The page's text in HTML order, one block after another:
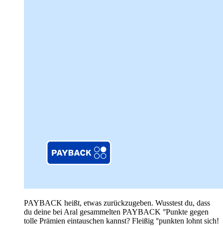
PAYBACK heißt, etwas zurückzugeben. Wusstest du, dass
du deine bei Aral gesammelten PAYBACK °Punkte gegen
tolle Prämien eintauschen kannst? Fleißig °punkten lohnt sich!